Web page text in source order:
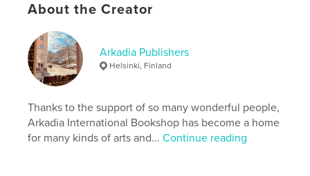
Project Option:6×9 in, 15×23 cm
# of Pages:
ISBN
Softcover: 9798347426713
Publish Date:
Language Spanish
About the Creator
Arkadia Publishers
Helsinki, Finland
Thanks to the support of so many wonderful people,
Arkadia International Bookshop has become a home
for many kinds of arts and...Continue reading